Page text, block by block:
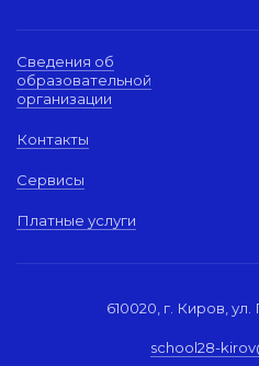
Сведения об
образовательной
организации
Контакты
Сервисы
Платные услуги
610020, г. Киров,
school28-